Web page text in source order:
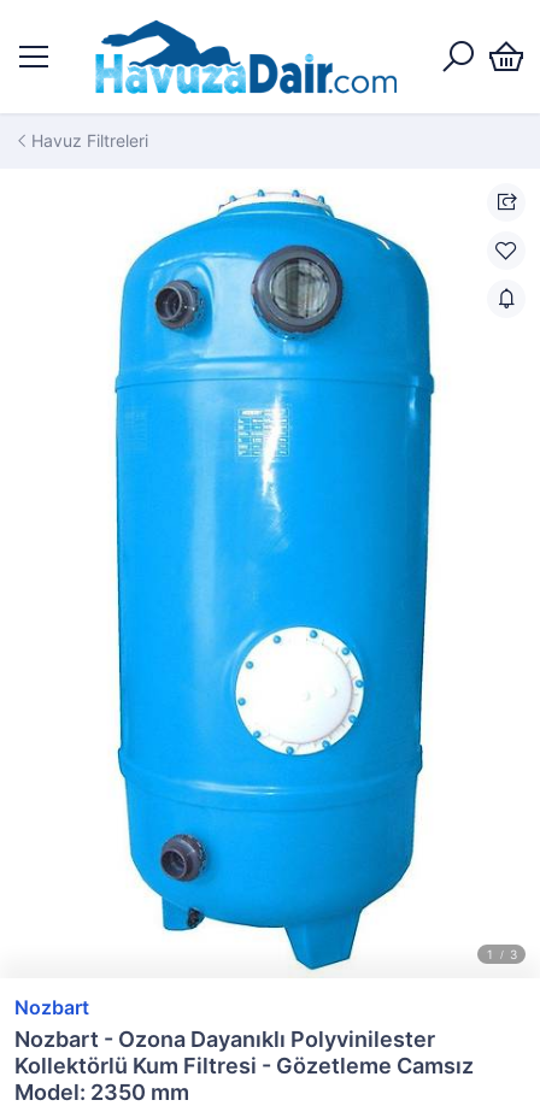
Havuz Filtreleri
Nozbart
Nozbart - Ozona Dayanıklı Polyvinilester
Kollektörlü Kum Filtresi - Gözetleme Camsız
Model: 2350 mm